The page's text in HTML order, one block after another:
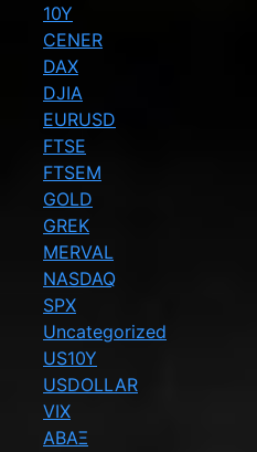
10Y
CENER
DAX
DJIA
EURUSD
FTSE
FTSEM
GOLD
GREK
MERVAL
NASDAQ
SPX
Uncategorized
US10Y
USDOLLAR
VIX
ΑΒΑΞ